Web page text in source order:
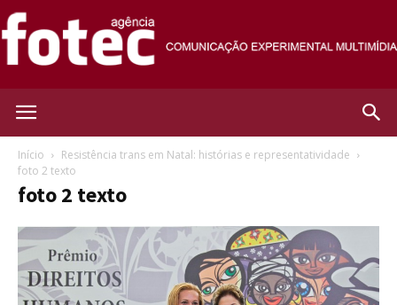
Início
Resistência trans em Natal: histórias e representatividade
foto 2 texto
foto 2 texto